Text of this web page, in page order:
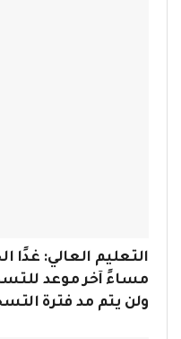
التعليم العالي:
مساءً آخر موعد
ولن يتم مد فترة